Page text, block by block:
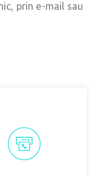
prin e-mail sau